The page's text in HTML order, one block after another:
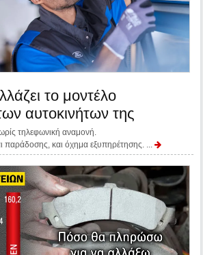
το μοντέλο
αυτοκινήτων της
τηλεφωνική αναμονή.
παράδοσης, και όχημα εξυπηρέτησης. ...